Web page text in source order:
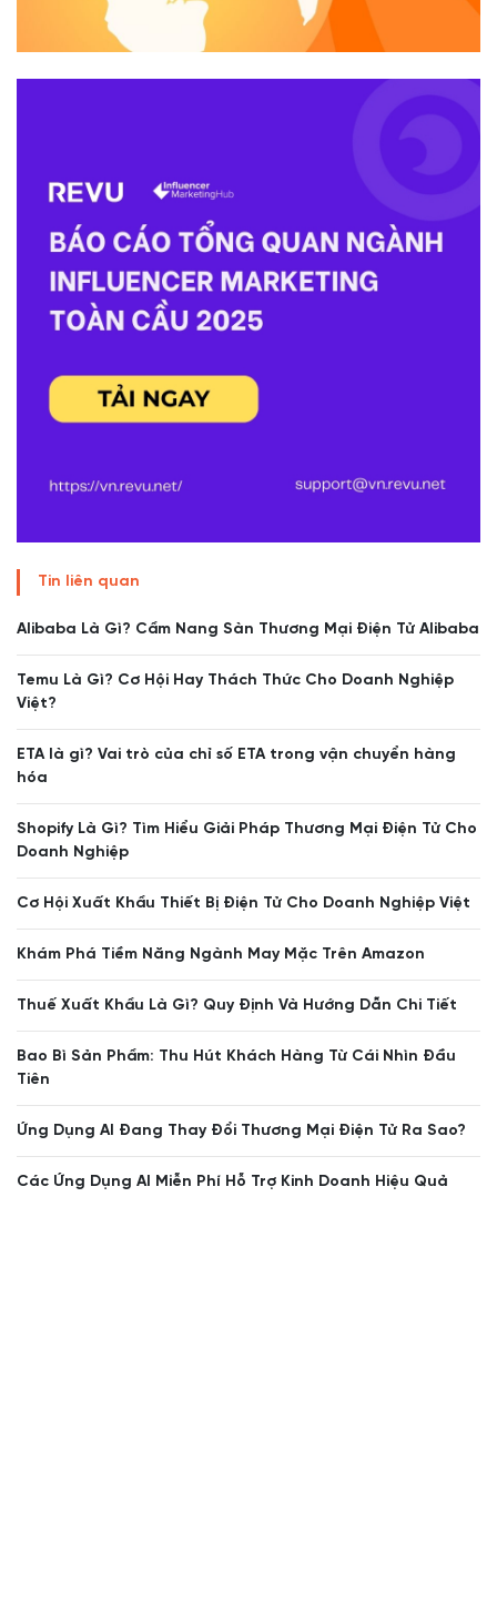
Tin liên quan
Alibaba Là Gì? Cẩm Nang Sàn Thương Mại Điện Tử Alibaba
Temu Là Gì? Cơ Hội Hay Thách Thức Cho Doanh Nghiệp
Việt?
ETA là gì? Vai trò của chỉ số ETA trong vận chuyển hàng
hóa
Shopify Là Gì? Tìm Hiểu Giải Pháp Thương Mại Điện Tử Cho
Doanh Nghiệp
Cơ Hội Xuất Khẩu Thiết Bị Điện Tử Cho Doanh Nghiệp Việt
Khám Phá Tiềm Năng Ngành May Mặc Trên Amazon
Thuế Xuất Khẩu Là Gì? Quy Định Và Hướng Dẫn Chi Tiết
Bao Bì Sản Phẩm: Thu Hút Khách Hàng Từ Cái Nhìn Đầu
Tiên
Ứng Dụng AI Đang Thay Đổi Thương Mại Điện Tử Ra Sao?
Các Ứng Dụng AI Miễn Phí Hỗ Trợ Kinh Doanh Hiệu Quả